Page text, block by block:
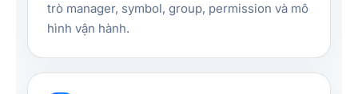
trò manager, symbol, group, permission và mô
hình vận hành.